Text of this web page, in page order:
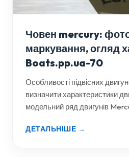
Човен mercury:
маркування, огляд
Boats.pp.ua-70
Особливості підвісних
визначити характеристики
модельний ряд двигунів
ДЕТАЛЬНІШЕ →